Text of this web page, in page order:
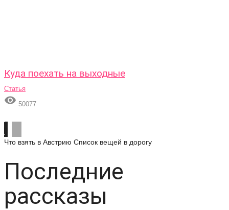
Куда поехать на выходные
Статья
 50077
Что взять в Австрию Список вещей в дорогу
Последние
рассказы